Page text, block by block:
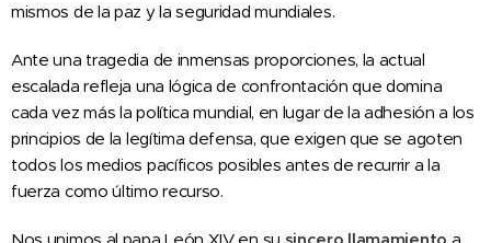
mismos de la paz y la seguridad mundiales.
Ante una tragedia de inmensas proporciones, la actual
escalada refleja una lógica de confrontación que domina
cada vez más la política mundial, en lugar de la adhesión a los
principios de la legítima defensa, que exigen que se agoten
todos los medios pacíficos posibles antes de recurrir a la
fuerza como último recurso.